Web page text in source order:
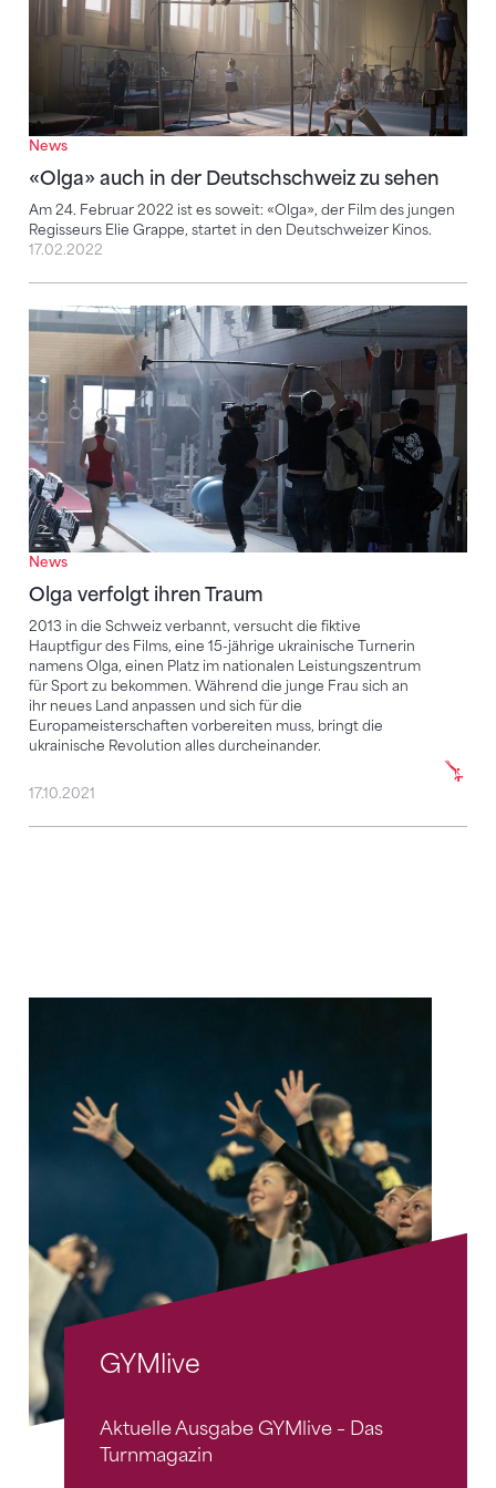
News
«Olga» auch in der Deutschschweiz zu sehen
Am 24. Februar 2022 ist es soweit: «Olga», der Film des jungen
Regisseurs Elie Grappe, startet in den Deutschweizer Kinos.
17.02.2022
News
Olga verfolgt ihren Traum
2013 in die Schweiz verbannt, versucht die fiktive
Hauptfigur des Films, eine 15-jährige ukrainische Turnerin
namens Olga, einen Platz im nationalen Leistungszentrum
für Sport zu bekommen. Während die junge Frau sich an
ihr neues Land anpassen und sich für die
Europameisterschaften vorbereiten muss, bringt die
ukrainische Revolution alles durcheinander.
Olga verfolgt ihren Traum
17.10.2021
GYMlive
Aktuelle Ausgabe GYMlive – Das
Turnmagazin